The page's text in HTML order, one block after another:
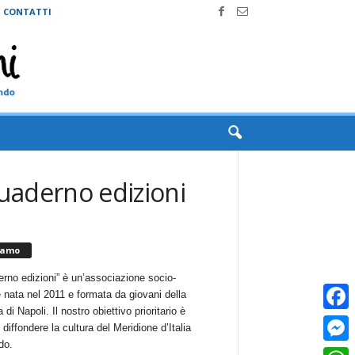
CONTATTI
edizioni
edizioni” è un’associazione socio-
nata nel 2011 e formata da giovani della
di Napoli. Il nostro obiettivo prioritario è
la cultura del Meridione d’Italia